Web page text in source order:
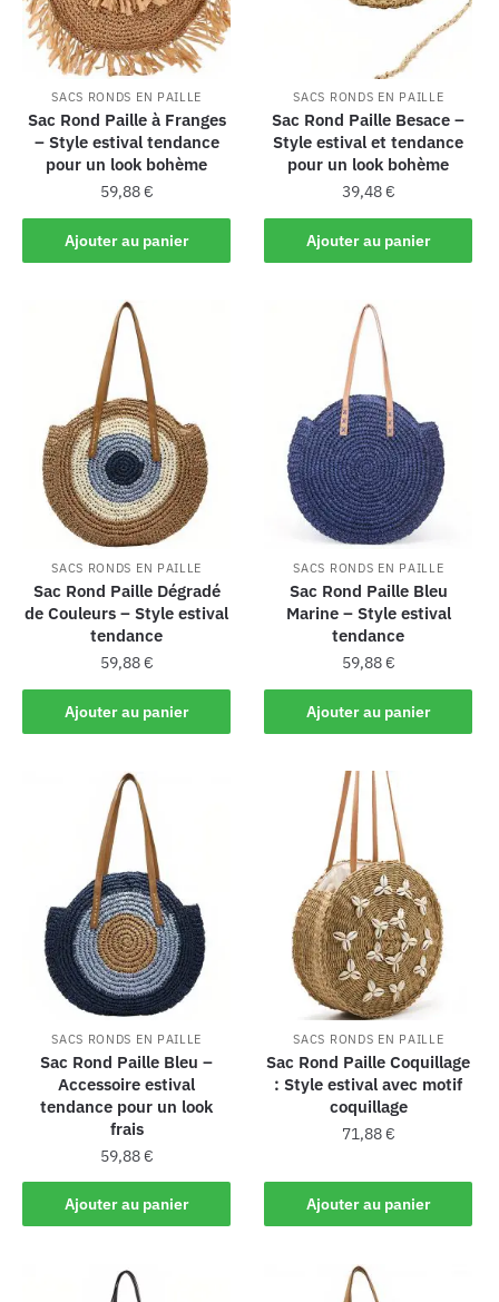
SACS RONDS EN PAILLE
Sac Rond Paille à Franges
– Style estival tendance
pour un look bohème
59,88€
Ajouter au panier
SACS RONDS EN PAILLE
Sac Rond Paille Besace –
Style estival et tendance
pour un look bohème
39,48€
Ajouter au panier
SACS RONDS EN PAILLE
Sac Rond Paille Dégradé
de Couleurs – Style estival
tendance
59,88€
Ajouter au panier
SACS RONDS EN PAILLE
Sac Rond Paille Bleu
Marine – Style estival
tendance
59,88€
Ajouter au panier
SACS RONDS EN PAILLE
Sac Rond Paille Bleu –
Accessoire estival
tendance pour un look
frais
59,88€
Ajouter au panier
SACS RONDS EN PAILLE
Sac Rond Paille Coquillage
: Style estival avec motif
coquillage
71,88€
Ajouter au panier